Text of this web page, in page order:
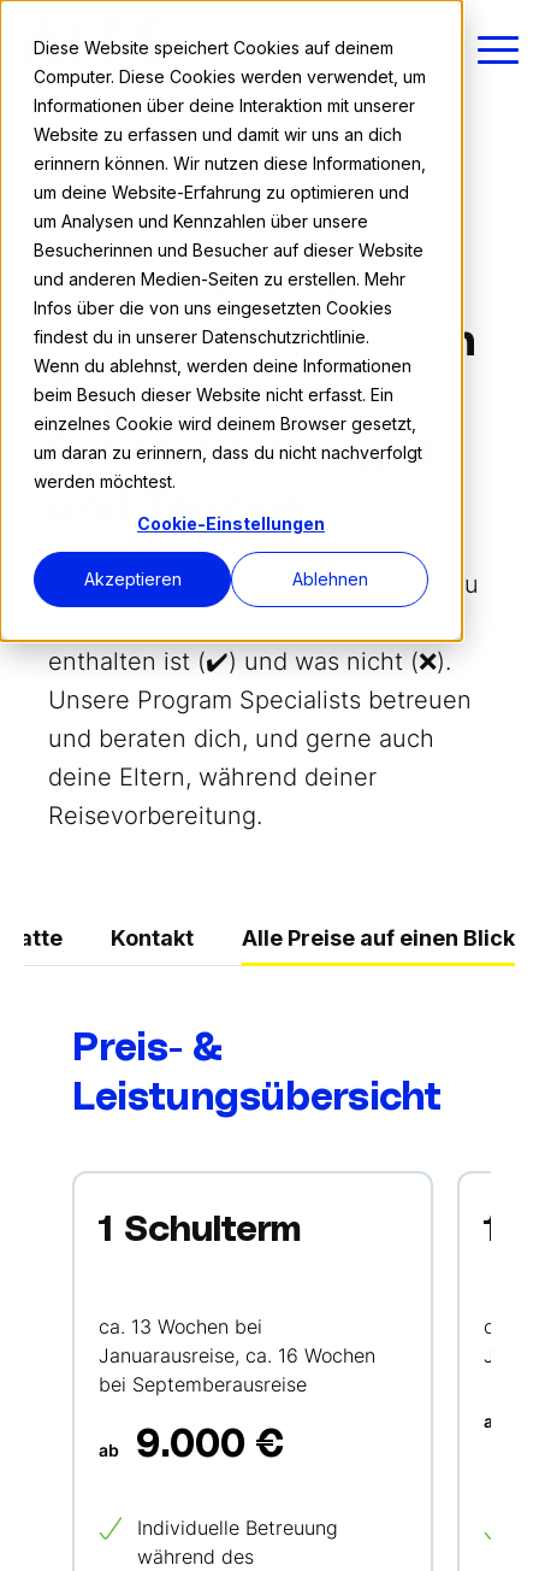
Diese Website speichert Cookies auf deinem
Computer. Diese Cookies werden verwendet, um
Informationen über deine Interaktion mit unserer
Website zu erfassen und damit wir uns an dich
erinnern können. Wir nutzen diese Informationen,
um deine Website-Erfahrung zu optimieren und
um Analysen und Kennzahlen über unsere
Besucherinnen und Besucher auf dieser Website
und anderen Medien-Seiten zu erstellen. Mehr
Infos über die von uns eingesetzten Cookies
findest du in unserer Datenschutzrichtlinie.
Wenn du ablehnst, werden deine Informationen
beim Besuch dieser Website nicht erfasst. Ein
einzelnes Cookie wird deinem Browser gesetzt,
um daran zu erinnern, dass du nicht nachverfolgt
werden möchtest.
Cookie-Einstellungen
Akzeptieren Ablehnen
ab 9.000 € Jetzt anmelden
AIFS
Schüleraustausch
England
Select Preisübersicht
Preise, Leistungen & Termine
Schüleraustausch in
England Select -
Preise, Leistungen
und Termine
Hier findest du alle wichtigen Infos zu
enthalten ist (✔️) und was nicht (❌).
Unsere Program Specialists betreuen
und beraten dich, und gerne auch
deine Eltern, während deiner
Reisevorbereitung.
Kontakt Alle Preise auf einen Blick
Preis- &
Leistungsübersicht
1 Schulterm
ca. 13 Wochen bei
Januarausreise, ca. 16 Wochen
bei Septemberausreise
ab 9.000 €
Individuelle Betreuung
während des
1
ca.
ab